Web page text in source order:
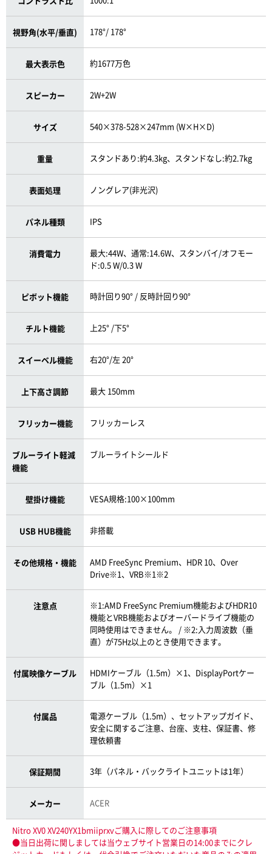
視野角(水平/垂直) 178°/ 178°
最大表示色 約1677万色
スピーカー 2W+2W
サイズ 540×378-528×247mm (W×H×D)
重量 スタンドあり:約4.3kg、スタンドなし:約2.7kg
表面処理 ノングレア(非光沢)
パネル種類 IPS
消費電力
最大:44W、通常:14.6W、スタンバイ/オフモー
ド:0.5 W/0.3 W
ピボット機能 時計回り90° / 反時計回り90°
チルト機能 上25° /下5°
スイーベル機能 右20°/左 20°
上下高さ調節 最大 150mm
フリッカー機能 フリッカーレス
ブルーライト軽減
機能
ブルーライトシールド
壁掛け機能 VESA規格:100×100mm
USB HUB機能 非搭載
その他規格・機能
AMD FreeSync Premium、HDR 10、Over
Drive※1、VRB※1※2
注意点
※1:AMD FreeSync Premium機能およびHDR10
機能とVRB機能およびオーバードライブ機能の
同時使用はできません。 / ※2:入力周波数（垂
直）が75Hz以上のとき使用できます。
付属映像ケーブル
HDMIケーブル（1.5m）×1、DisplayPortケー
ブル（1.5m）×1
付属品
電源ケーブル（1.5m）、セットアップガイド、
安全に関するご注意、台座、支柱、保証書、修
理依頼書
保証期間 3年（パネル・バックライトユニットは1年）
メーカー ACER
Nitro XV0 XV240YX1bmiiprxvご購入に際してのご注意事項
●当日出荷に関しましては当ウェブサイト営業日の14:00までにクレ